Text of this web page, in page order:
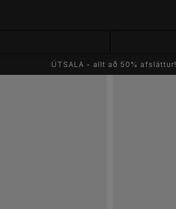
ÚTSALA - allt að 50% afsláttur!